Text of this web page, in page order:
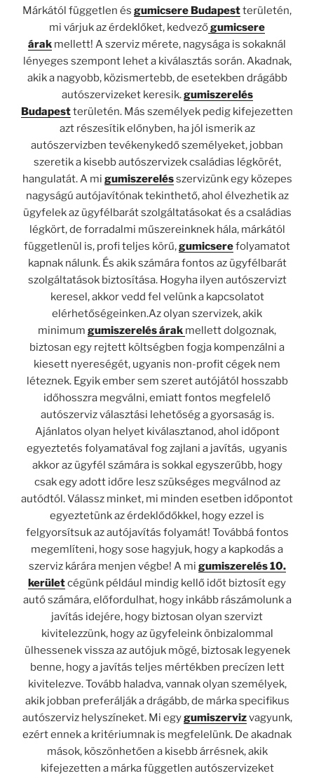
Márkától független és gumicsere Budapestterületén,
mi várjuk az érdeklőket, kedvezőgumicsere
árak mellett! A szerviz mérete, nagysága is sokaknál
lényeges szempont lehet a kiválasztás során. Akadnak,
akik a nagyobb, közismertebb, de esetekben drágább
autószervizeket keresik.gumiszerelés
Budapestterületén. Más személyek pedig kifejezetten
azt részesítik előnyben, ha jól ismerik az
autószervizben tevékenykedő személyeket, jobban
szeretik a kisebb autószervizek családias légkörét,
hangulatát. A mi gumiszerelésszervizünk egy közepes
nagyságú autójavítónak tekinthető, ahol élvezhetik az
ügyfelek az ügyfélbarát szolgáltatásokat és a családias
légkört, de forradalmi műszereinknek hála, márkától
függetlenül is, profi teljes körű,gumicserefolyamatot
kapnak nálunk. És akik számára fontos az ügyfélbarát
szolgáltatások biztosítása. Hogyha ilyen autószervizt
keresel, akkor vedd fel velünk a kapcsolatot
elérhetőségeinken.Az olyan szervizek, akik
minimum gumiszerelés árak mellett dolgoznak,
biztosan egy rejtett költségben fogja kompenzálni a
kiesett nyereségét, ugyanis non-profit cégek nem
léteznek. Egyik ember sem szeret autójától hosszabb
időhosszra megválni, emiatt fontos megfelelő
autószerviz választási lehetőség a gyorsaság is.
Ajánlatos olyan helyet kiválasztanod, ahol időpont
egyeztetés folyamatával fog zajlani a javítás, ugyanis
akkor az ügyfél számára is sokkal egyszerűbb, hogy
csak egy adott időre lesz szükséges megválnod az
autódtól. Válassz minket, mi minden esetben időpontot
egyeztetünk az érdeklődőkkel, hogy ezzel is
felgyorsítsuk az autójavítás folyamát! Továbbá fontos
megemlíteni, hogy sose hagyjuk, hogy a kapkodás a
szerviz kárára menjen végbe! A mi gumiszerelés 10.
kerületcégünk például mindig kellő időt biztosít egy
autó számára, előfordulhat, hogy inkább rászámolunk a
javítás idejére, hogy biztosan olyan szervizt
kivitelezzünk, hogy az ügyfeleink önbizalommal
ülhessenek vissza az autójuk mögé, biztosak legyenek
benne, hogy a javítás teljes mértékben precízen lett
kivitelezve. Tovább haladva, vannak olyan személyek,
akik jobban preferálják a drágább, de márka specifikus
autószerviz helyszíneket. Mi egygumiszervizvagyunk,
ezért ennek a kritériumnak is megfelelünk. De akadnak
mások, köszönhetően a kisebb árrésnek, akik
kifejezetten a márka független autószervizeket